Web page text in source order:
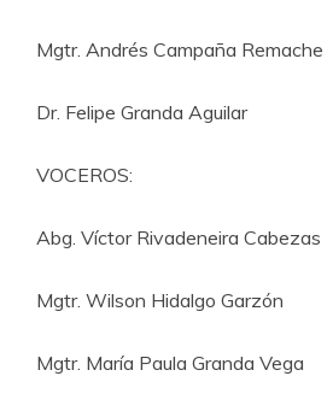
Mgtr. Andrés Campaña Remache
Dr. Felipe Granda Aguilar
VOCEROS:
Abg. Víctor Rivadeneira Cabezas
Mgtr. Wilson Hidalgo Garzón
Mgtr. María Paula Granda Vega